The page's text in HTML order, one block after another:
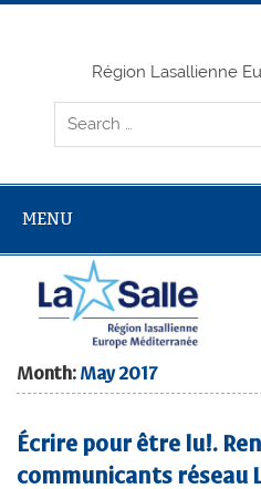
Skip
Région Lasallienne
MENU
Month: May 2017
Écrire pour être lu!.
communicants réseau